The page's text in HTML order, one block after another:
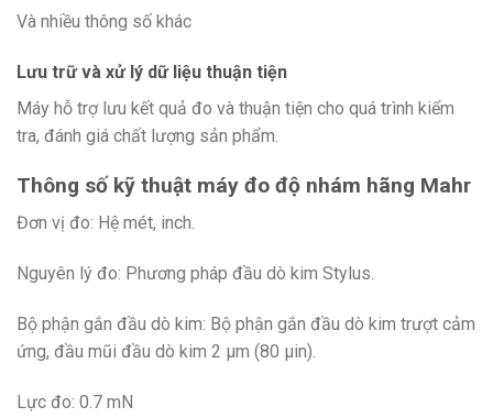
Và nhiều thông số khác
Lưu trữ và xử lý dữ liệu thuận tiện
Máy hỗ trợ lưu kết quả đo và thuận tiện cho quá trình kiểm
tra, đánh giá chất lượng sản phẩm.
Thông số kỹ thuật máy đo độ nhám hãng Mahr
Đơn vị đo: Hệ mét, inch.
Nguyên lý đo: Phương pháp đầu dò kim Stylus.
Bộ phận gắn đầu dò kim: Bộ phận gắn đầu dò kim trượt cảm
ứng, đầu mũi đầu dò kim 2 μm (80 μin).
Lực đo: 0.7 mN